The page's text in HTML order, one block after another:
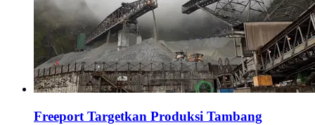
Freeport Targetkan Produksi Tambang